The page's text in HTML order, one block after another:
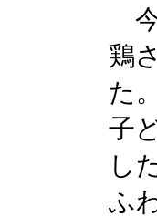
今
鶏
た
子
し
ふ